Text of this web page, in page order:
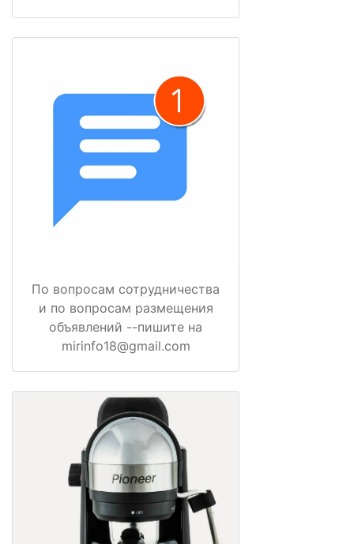
По вопросам сотрудничества
и по вопросам размещения
объявлений --пишите на
mirinfo18@gmail.com